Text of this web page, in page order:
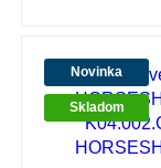
Novinka
Skladom